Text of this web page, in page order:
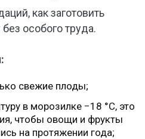
как заготовить
особого труда.
свежие плоды;
в морозилке −18 °C, это
чтобы овощи и фрукты
на протяжении года;